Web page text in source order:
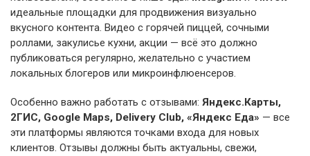
идеальные площадки для продвижения визуально
вкусного контента. Видео с горячей пиццей, сочными
роллами, закулисье кухни, акции — всё это должно
публиковаться регулярно, желательно с участием
локальных блогеров или микроинфлюенсеров.
Особенно важно работать с отзывами: Яндекс.Карты,
2ГИС, Google Maps, Delivery Club, «Яндекс Еда» — все
эти платформы являются точками входа для новых
клиентов. Отзывы должны быть актуальны, свежи,